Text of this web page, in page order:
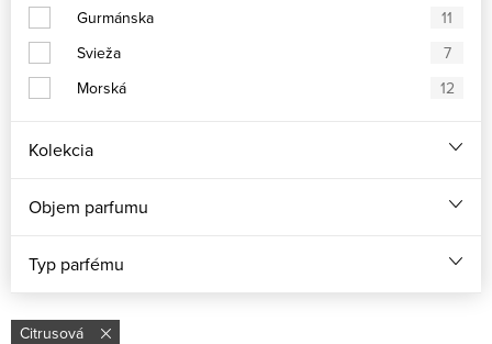
Gurmánska
11
Svieža
7
Morská
12
Kolekcia
Objem parfumu
Typ parfému
Citrusová